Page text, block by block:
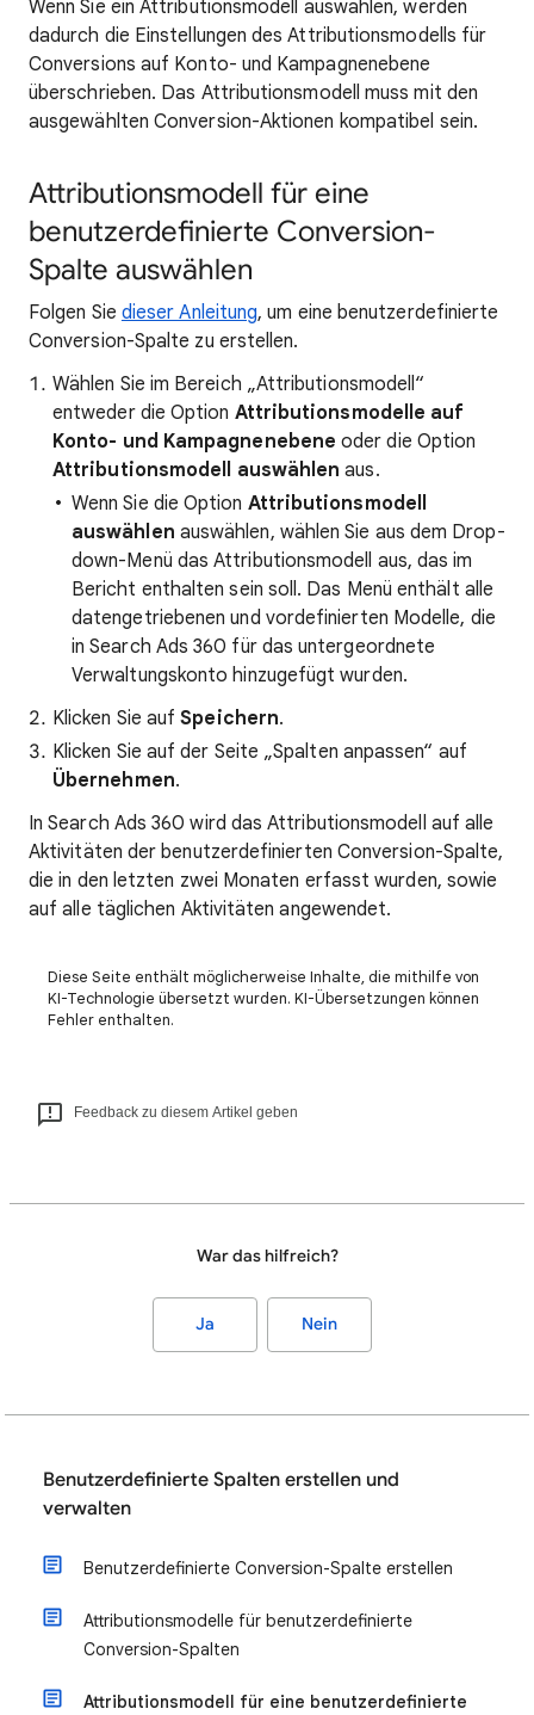
Wenn Sie ein Attributionsmodell auswählen, werden
dadurch die Einstellungen des Attributionsmodells für
Conversions auf Konto- und Kampagnenebene
überschrieben. Das Attributionsmodell muss mit den
ausgewählten Conversion-Aktionen kompatibel sein.
Attributionsmodell für eine
benutzerdefinierte Conversion-
Spalte auswählen
Folgen Sie dieser Anleitung, um eine benutzerdefinierte
Conversion-Spalte zu erstellen.
Wählen Sie im Bereich „Attributionsmodell“
entweder die Option Attributionsmodelle auf
Konto- und Kampagnenebene oder die Option
Attributionsmodell auswählen aus.
Wenn Sie die Option Attributionsmodell
auswählen auswählen, wählen Sie aus dem Drop-
down-Menü das Attributionsmodell aus, das im
Bericht enthalten sein soll. Das Menü enthält alle
datengetriebenen und vordefinierten Modelle, die
in Search Ads 360 für das untergeordnete
Verwaltungskonto hinzugefügt wurden.
Klicken Sie aufSpeichern.
Klicken Sie auf der Seite „Spalten anpassen“ auf
Übernehmen.
In Search Ads 360 wird das Attributionsmodell auf alle
Aktivitäten der benutzerdefinierten Conversion-Spalte,
die in den letzten zwei Monaten erfasst wurden, sowie
auf alle täglichen Aktivitäten angewendet.
Diese Seite enthält möglicherweise Inhalte, die mithilfe von
KI-Technologie übersetzt wurden. KI-Übersetzungen können
Fehler enthalten.
Feedback zu diesem Artikel geben
War das hilfreich?
Ja Nein
Benutzerdefinierte Spalten erstellen und
verwalten
Benutzerdefinierte Conversion-Spalte erstellen
Attributionsmodelle für benutzerdefinierte
Conversion-Spalten
Attributionsmodell für eine benutzerdefinierte